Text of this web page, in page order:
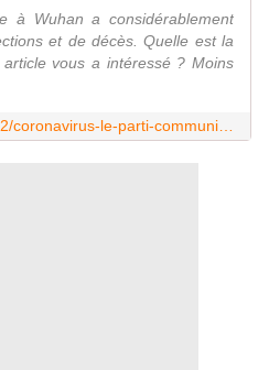
à Wuhan a considérablement
et de décès. Quelle est la
vous a intéressé ? Moins